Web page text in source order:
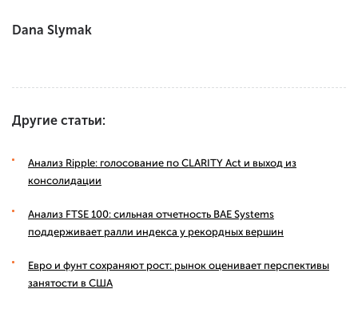
Dana Slymak
Другие статьи:
Анализ Ripple: голосование по CLARITY Act и выход из
консолидации
Анализ FTSE 100: сильная отчетность BAE Systems
поддерживает ралли индекса у рекордных вершин
Евро и фунт сохраняют рост: рынок оценивает перспективы
занятости в США